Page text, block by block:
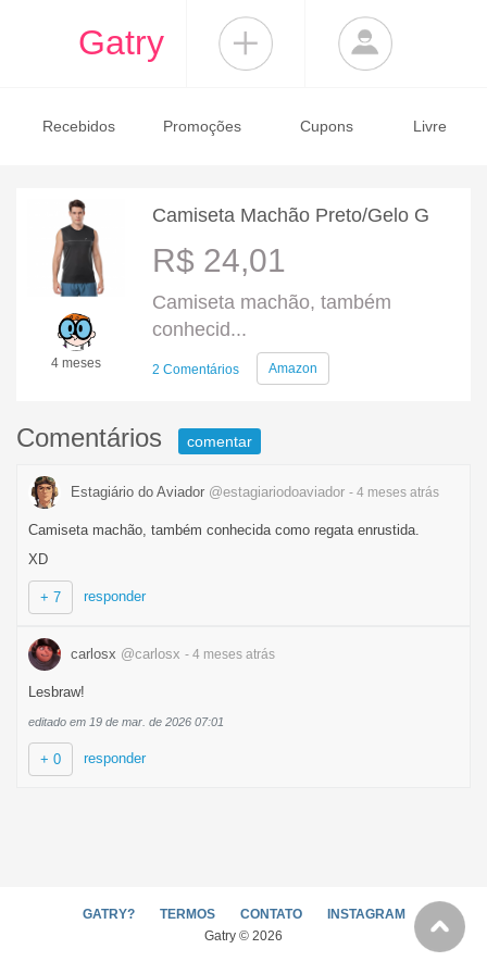
Gatry
Recebidos Promoções Cupons Livre
4 meses
Camiseta Machão Preto/Gelo G
R$ 24,01
Camiseta machão, também
conhecid...
2 Comentários Amazon
Comentários comentar
Estagiário do Aviador @estagiariodoaviador - 4 meses atrás
Camiseta machão, também conhecida como regata enrustida.
XD
+ 7 responder
carlosx @carlosx - 4 meses atrás
Lesbraw!
editado em 19 de mar. de 2026 07:01
+ 0 responder
GATRY? TERMOS CONTATO
INSTAGRAM
Gatry © 2026